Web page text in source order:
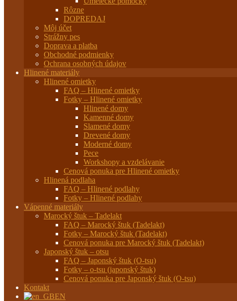
Rôzne
DOPREDAJ
Môj účet
Strážny pes
Doprava a platba
Obchodné podmienky
Ochrana osobných údajov
Hlinené materiály
Hlinené omietky
FAQ – Hlinené omietky
Fotky – Hlinené omietky
Hlinené domy
Kamenné domy
Slamené domy
Drevené domy
Moderné domy
Pece
Workshopy a vzdelávanie
Cenová ponuka pre Hlinené omietky
Hlinená podlaha
FAQ – Hlinené podlahy
Fotky – Hlinené podlahy
Vápenné materiály
Marocký štuk – Tadelakt
FAQ – Marocký štuk (Tadelakt)
Fotky – Marocký štuk (Tadelakt)
Cenová ponuka pre Marocký štuk (Tadelakt)
Japonský štuk – otsu
FAQ – Japonský štuk (O-tsu)
Fotky – o-tsu (japonský štuk)
Cenová ponuka pre Japonský štuk (O-tsu)
Kontakt
EN